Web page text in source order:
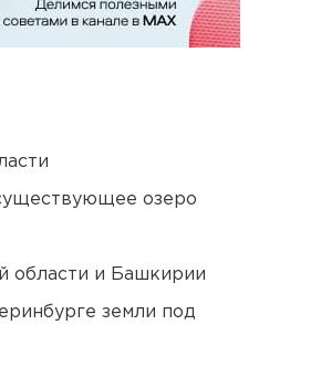
озеро
области и Башкирии
земли под